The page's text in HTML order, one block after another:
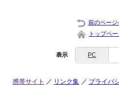
前のページ
トップペ
表示 PC
携帯サイト リンク集 プライバ